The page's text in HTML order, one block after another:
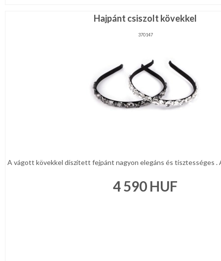
Hajpánt csiszolt kövekkel
370147
A vágott kövekkel díszített fejpánt nagyon elegáns és tisztességes .
4 590 HUF